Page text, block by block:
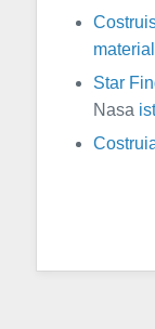
Star
Nasa